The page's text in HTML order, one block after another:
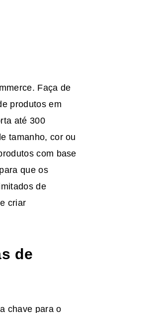
Faça de
produtos em
até 300
tamanho, cor ou
com base
que os
de
criar
de
chave para o